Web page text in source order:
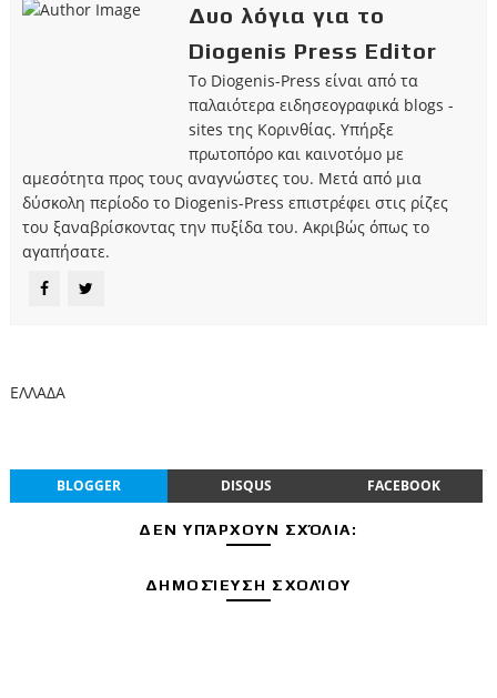
Δυο λόγια για το
Diogenis Press Editor
Το Diogenis-Press είναι από τα
παλαιότερα ειδησεογραφικά blogs -
sites της Κορινθίας. Υπήρξε
πρωτοπόρο και καινοτόμο με
αμεσότητα προς τους αναγνώστες του. Μετά από μια
δύσκολη περίοδο το Diogenis-Press επιστρέφει στις ρίζες
του ξαναβρίσκοντας την πυξίδα του. Ακριβώς όπως το
αγαπήσατε.
ΕΛΛΑΔΑ
BLOGGER DISQUS FACEBOOK
ΔΕΝ ΥΠΆΡΧΟΥΝ ΣΧΌΛΙΑ:
ΔΗΜΟΣΊΕΥΣΗ ΣΧΟΛΊΟΥ